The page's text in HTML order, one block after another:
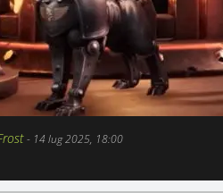
- 14 lug 2025, 18:00